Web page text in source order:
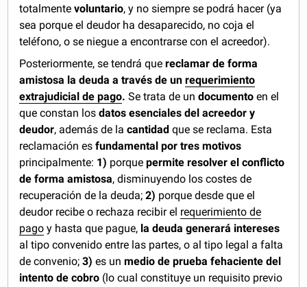
totalmentevoluntario, y no siempre se podrá hacer (ya
sea porque el deudor ha desaparecido, no coja el
teléfono, o se niegue a encontrarse con el acreedor).
Posteriormente, se tendrá quereclamar de forma
amistosa la deuda a través de unrequerimiento
extrajudicial de pago. Se trata de undocumento en el
que constan losdatos esenciales del acreedor y
deudor, además de lacantidad que se reclama. Esta
reclamación esfundamental por tres motivos
principalmente: 1) porque permite resolver el conflicto
de forma amistosa, disminuyendo los costes de
recuperación de la deuda;2) porque desde que el
deudor recibe o rechaza recibir el requerimiento de
pago y hasta que pague, la deuda generará intereses
al tipo convenido entre las partes, o al tipo legal a falta
de convenio;3)es un medio de prueba fehaciente del
intento de cobro (lo cual constituye un requisito previo